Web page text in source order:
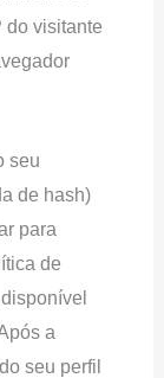
do visitante
seu
de hash)
para
de
a
seu perfil